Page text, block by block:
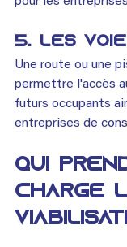
5. Les
Une route ou une
permettre l'accès
futurs occupants
entreprises de
Qui
charge